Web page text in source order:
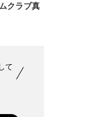
クラブ真
て